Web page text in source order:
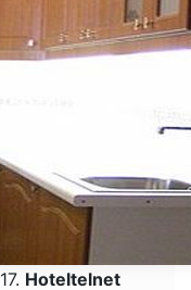
Hoteltelnet